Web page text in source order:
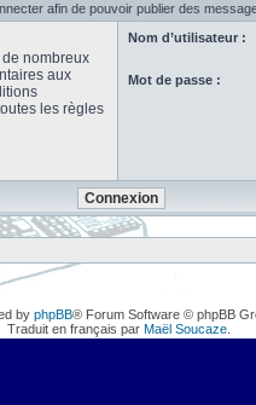
afin de pouvoir publier des
de nombreux
aux
les règles
Nom d’utilisateur :
Mot de passe :
by phpBB® Forum Software © phpBB
Traduit en français par Maël Soucaze.